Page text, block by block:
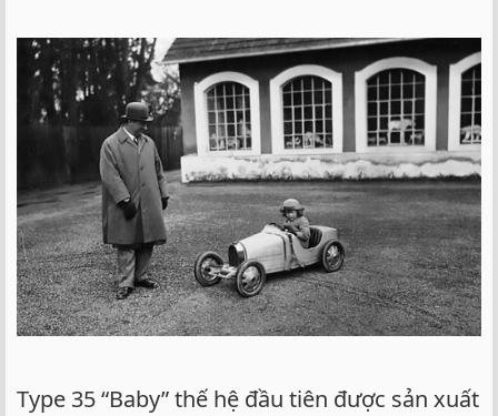
Type 35 “Baby” thế hệ đầu tiên được sản xuất